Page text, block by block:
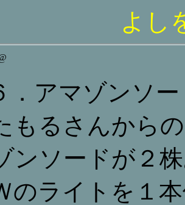
よし
．アマゾンソ
もるさんから
ンソードが２
のライトを１